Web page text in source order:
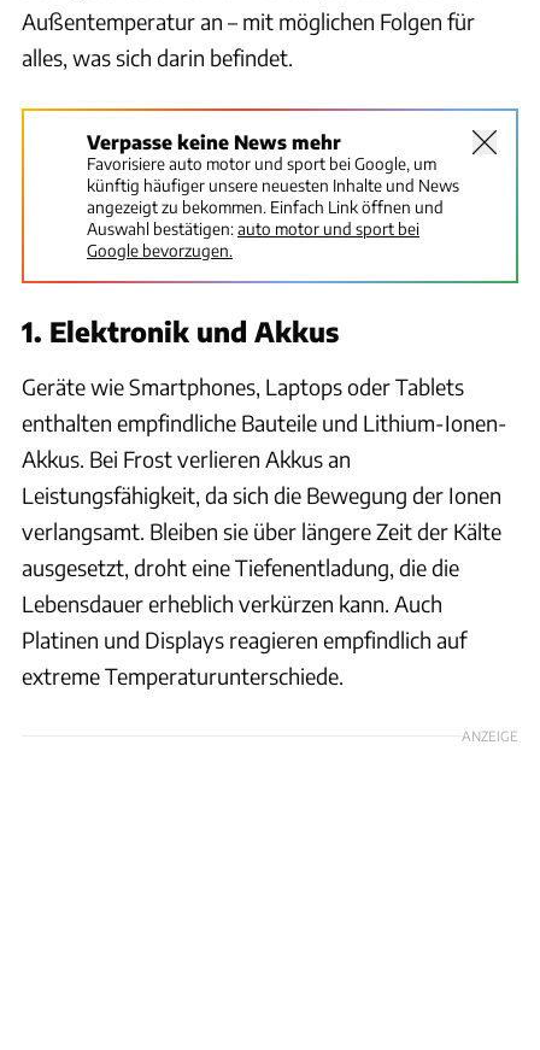
Außentemperatur an – mit möglichen Folgen für
alles, was sich darin befindet.
Verpasse keine News mehr
Favorisiere auto motor und sport bei Google, um
künftig häufiger unsere neuesten Inhalte und News
angezeigt zu bekommen. Einfach Link öffnen und
Auswahl bestätigen:auto motor und sport bei
Google bevorzugen.
1. Elektronik und Akkus
Geräte wie Smartphones, Laptops oder Tablets
enthalten empfindliche Bauteile und Lithium-Ionen-
Akkus. Bei Frost verlieren Akkus an
Leistungsfähigkeit, da sich die Bewegung der Ionen
verlangsamt. Bleiben sie über längere Zeit der Kälte
ausgesetzt, droht eine Tiefenentladung, die die
Lebensdauer erheblich verkürzen kann. Auch
Platinen und Displays reagieren empfindlich auf
extreme Temperaturunterschiede.
ANZEIGE